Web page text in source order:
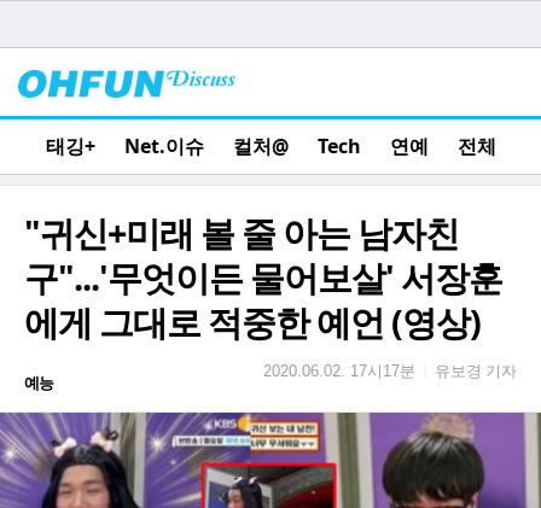
태깅+ Net.이슈 컬처@ Tech 연예 전체
"귀신+미래 볼 줄 아는 남자친
구"...'무엇이든 물어보살' 서장훈
에게 그대로 적중한 예언 (영상)
예능
2020.06.02. 17시17분 유보경 기자